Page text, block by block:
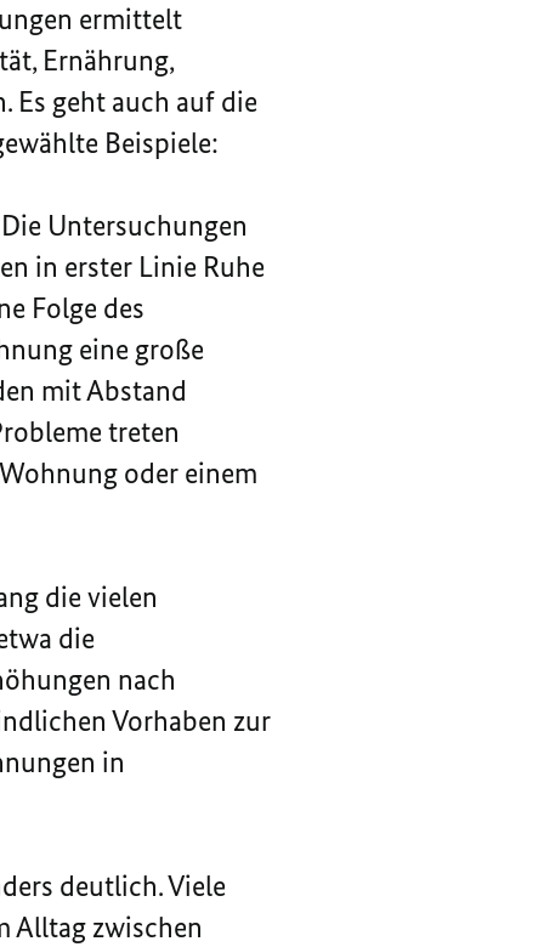
ermittelt
Ernährung,
Es geht auch auf die
Beispiele:
Untersuchungen
in erster Linie Ruhe
Folge des
eine große
mit Abstand
treten
oder einem
die vielen
die
nach
Vorhaben zur
in
deutlich. Viele
Alltag zwischen